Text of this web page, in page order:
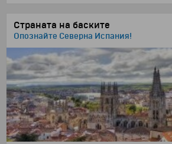
Страната на баските
Опознайте Северна Испания!